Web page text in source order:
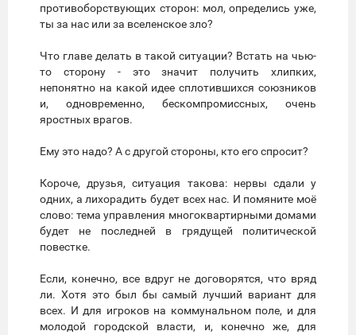
противоборствующих сторон: мол, определись уже,
ты за нас или за вселенское зло?
Что главе делать в такой ситуации? Встать на чью-
то сторону - это значит получить хлипких,
непонятно на какой идее сплотившихся союзников
и, одновременно, бескомпромиссных, очень
яростных врагов.
Ему это надо? А с другой стороны, кто его спросит?
Короче, друзья, ситуация такова: нервы сдали у
одних, а лихорадить будет всех нас. И помяните моё
слово: тема управления многоквартирными домами
будет не последней в грядущей политической
повестке.
Если, конечно, все вдруг не договорятся, что вряд
ли. Хотя это был бы самый лучший вариант для
всех. И для игроков на коммунальном поле, и для
молодой городской власти, и, конечно же, для